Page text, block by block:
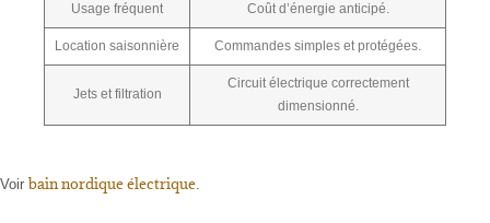
Usage fréquent Coût d’énergie anticipé.
Location saisonnière Commandes simples et protégées.
Jets et filtration
Circuit électrique correctement
dimensionné.
Voir bain nordique électrique.